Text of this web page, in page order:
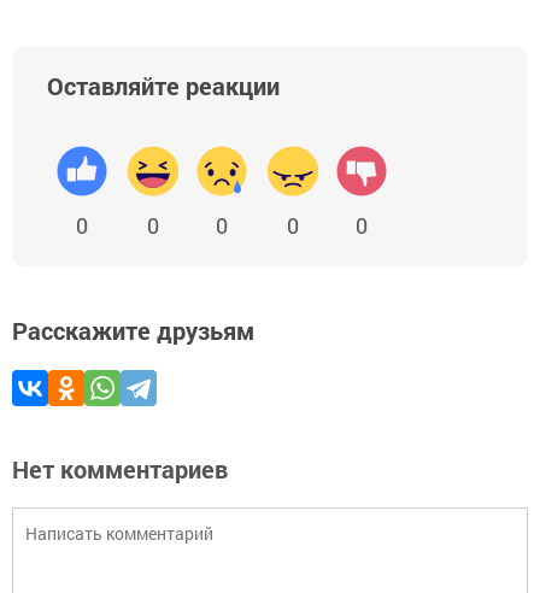
Оставляйте реакции
0 0 0 0 0
Расскажите друзьям
Нет комментариев